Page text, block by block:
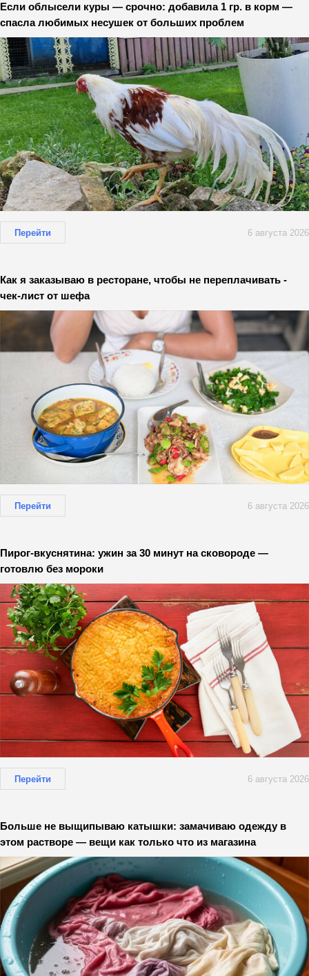
Если облысели куры — срочно: добавила 1 гр. в корм —
спасла любимых несушек от больших проблем
Перейти 6 августа 2026
Как я заказываю в ресторане, чтобы не переплачивать -
чек-лист от шефа
Перейти 6 августа 2026
Пирог-вкуснятина: ужин за 30 минут на сковороде —
готовлю без мороки
Перейти 6 августа 2026
Больше не выщипываю катышки: замачиваю одежду в
этом растворе — вещи как только что из магазина